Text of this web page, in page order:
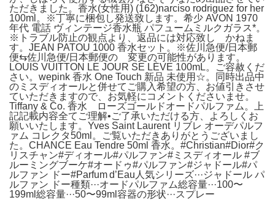
ただきました。香水(女性用) (162)narciso rodriguez for her
100ml。※丁寧に梱包し発送致します。希少 AVON 1970
年代 電話 ヴィンテージ香水瓶 パフュームミルクガラス*。
※トラブル防止の観点より、返品には対応致し かねま
す。JEAN PATOU 1000 香水セット。※佐川急便/日本郵
便⇆佐川急便/日本郵便の 変更の可能性があります。
LOUIS VUITTON LE JOUR SE LÈVE 100mL。ご容赦くだ
さい。wepink 香水 One Touch 新品 未使用☆。同時出品中
のミスディオールと併せてご購入希望の方、お値引きさせ
ていただきますので、お気軽にコメントくださいませ。
Tiffany & Co. 香水 ローズゴールドオードパルファム。上
記記載内容全てご理解•ご了承いただける方、よろしくお
願いいたします。Yves Saint Laurent リブレ オーデパルフ
ァム コレクタ50ml。ご覧いただきありがとうございまし
た。CHANCE Eau Tendre 50ml 香水。#Christian#Dior#ク
リスチャン#ディオール#パルファン#ミスディオール #ブ
ルーミングブーケ#オードゥ#パルファン#ジャドール#パ
ルファン ドー#Parfum d’Eau人気シリーズ···ジャドール パ
ルファン ドー種類···オードパルファム総容量···100〜
199ml総容量···50〜99ml容器の形状···スプレー